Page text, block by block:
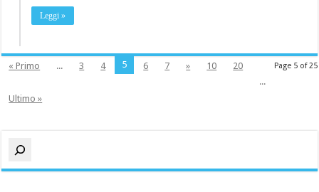
Leggi »
Page 5 of 25
« Primo ... 3 4 5 6 7 » 10
20
...
Ultimo »
Cerca